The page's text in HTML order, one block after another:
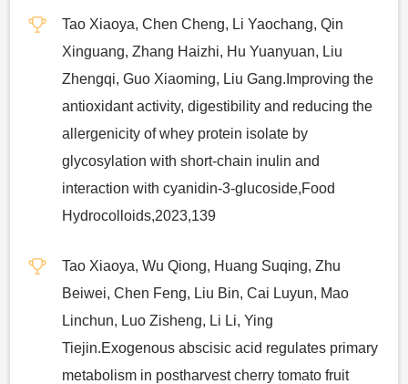
Tao Xiaoya, Chen Cheng, Li Yaochang, Qin
Xinguang, Zhang Haizhi, Hu Yuanyuan, Liu
Zhengqi, Guo Xiaoming, Liu Gang.Improving the
antioxidant activity, digestibility and reducing the
allergenicity of whey protein isolate by
glycosylation with short-chain inulin and
interaction with cyanidin-3-glucoside,Food
Hydrocolloids,2023,139
Tao Xiaoya, Wu Qiong, Huang Suqing, Zhu
Beiwei, Chen Feng, Liu Bin, Cai Luyun, Mao
Linchun, Luo Zisheng, Li Li, Ying
Tiejin.Exogenous abscisic acid regulates primary
metabolism in postharvest cherry tomato fruit